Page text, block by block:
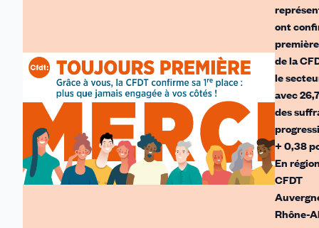
ont
de la
le
avec
des
+ 0,38
En
CFDT
Rhône-